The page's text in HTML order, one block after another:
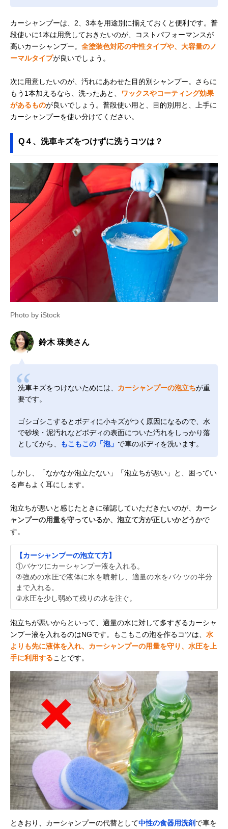
カーシャンプーは、2、3本を用途別に揃えておくと便利です。普
段使いに1本は用意しておきたいのが、コストパフォーマンスが
高いカーシャンプー。 全塗装色対応の中性タイプや、大容量のノ
ーマルタイプが良いでしょう。
次に用意したいのが、汚れにあわせた目的別シャンプー。さらに
もう1本加えるなら、洗ったあと、 ワックスやコーティング効果
があるものが良いでしょう。普段使い用と、目的別用と、上手に
カーシャンプーを使い分けてください。
Q４、洗車キズをつけずに洗うコツは？
Photo by iStock
鈴木 珠美さん
洗車キズをつけないためには、 カーシャンプーの泡立ちが重
要です。
ゴシゴシこするとボディに小キズがつく原因になるので、水
で砂埃・泥汚れなどボディの表面についた汚れをしっかり落
としてから、
もこもこの「泡」 で車のボディを洗います。
しかし、「なかなか泡立たない」「泡立ちが悪い」と、困ってい
る声もよく耳にします。
泡立ちが悪いと感じたときに確認していただきたいのが、 カーシ
ャンプーの用量を守っているか、泡立て方が正しいかどうかで
す。
【カーシャンプーの泡立て方】
①バケツにカーシャンプー液を入れる。
②強めの水圧で液体に水を噴射し、適量の水をバケツの半分
まで入れる。
③水圧を少し弱めて残りの水を注ぐ。
泡立ちが悪いからといって、適量の水に対して多すぎるカーシャ
ンプー液を入れるのはNGです。もこもこの泡を作るコツは、 水
よりも先に液体を入れ、カーシャンプーの用量を守り、水圧を上
手に利用することです。
ときおり、カーシャンプーの代替として中性の食器用洗剤で車を